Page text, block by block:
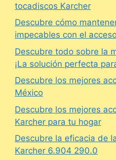
tocadiscos Karcher
Descubre cómo
impecables con el
Descubre todo sobre la
¡La solución perfecta
Descubre los mejores
México
Descubre los mejores
Karcher para tu hogar
Descubre la eficacia de
Karcher 6.904 290.0